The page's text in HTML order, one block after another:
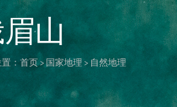
山
：首页>国家地理> 自然地理